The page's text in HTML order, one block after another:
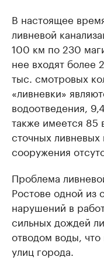
В настоящее
ливневой
100 км по 230
нее входят более
тыс. смотровых
«ливневки»
водоотведения,
также имеется 85
сточных
сооружения
Проблема
Ростове одной из
нарушений в
сильных дождей
отводом воды,
улиц города.